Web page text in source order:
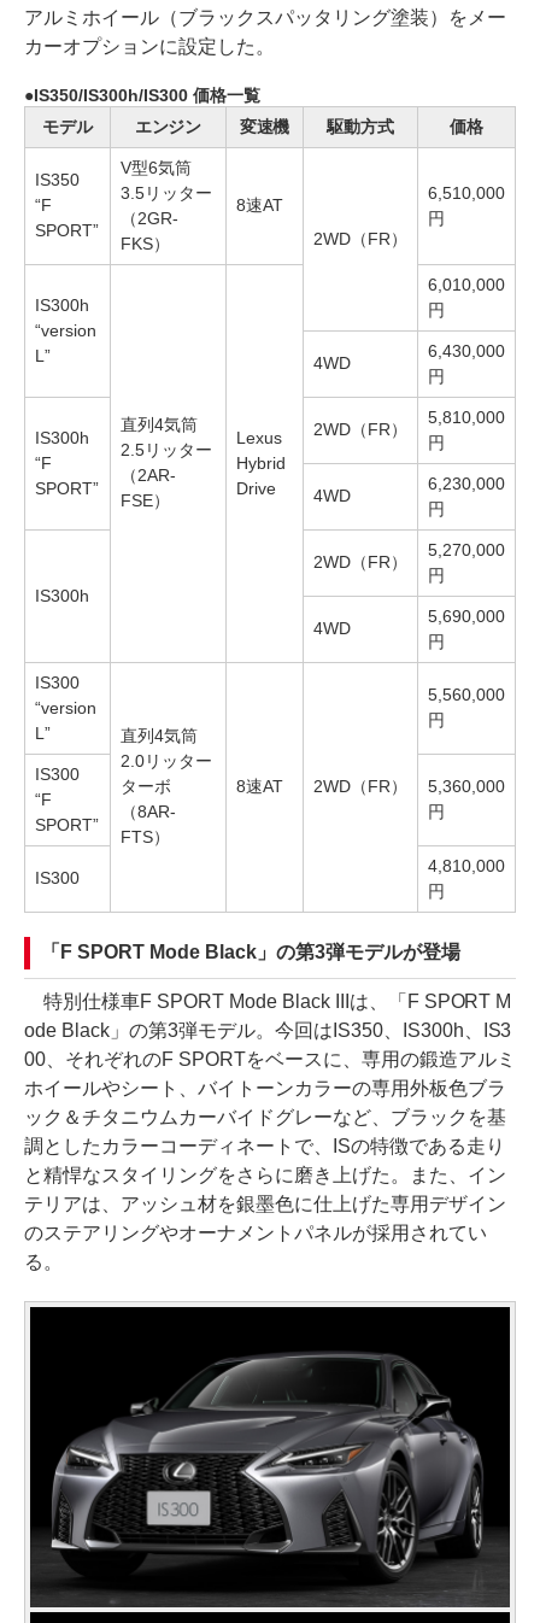
アルミホイール（ブラックスパッタリング塗装）をメー
カーオプションに設定した。
IS350/IS300h/IS300 価格一覧
モデル
エンジン 変速機 駆動方式 価格
IS350
“F
SPORT”
V型6気筒
3.5リッター
（2GR-
FKS）
8速AT
2WD（FR）
6,510,000
円
IS300h
“version
L”
直列4気筒
2.5リッター
（2AR-
FSE）
Lexus
Hybrid
Drive
6,010,000
円
4WD
6,430,000
円
IS300h
“F
SPORT”
2WD（FR）
5,810,000
円
4WD
6,230,000
円
IS300h
2WD（FR）
5,270,000
円
4WD
5,690,000
円
IS300
“version
L”
直列4気筒
2.0リッター
ターボ
（8AR-
FTS）
8速AT 2WD（FR）
5,560,000
円
IS300
“F
SPORT”
5,360,000
円
IS300
4,810,000
円
「F SPORT Mode Black」の第3弾モデルが登場
特別仕様車F SPORT Mode Black IIIは、「F SPORT M
ode Black」の第3弾モデル。今回はIS350、IS300h、IS3
00、それぞれのF SPORTをベースに、専用の鍛造アルミ
ホイールやシート、バイトーンカラーの専用外板色ブラ
ック＆チタニウムカーバイドグレーなど、ブラックを基
調としたカラーコーディネートで、ISの特徴である走り
と精悍なスタイリングをさらに磨き上げた。また、イン
テリアは、アッシュ材を銀墨色に仕上げた専用デザイン
のステアリングやオーナメントパネルが採用されてい
る。